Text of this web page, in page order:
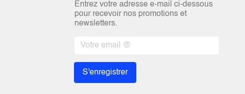
Entrez votre adresse e-mail ci-dessous
pour recevoir nos promotions et
newsletters.
S'enregistrer